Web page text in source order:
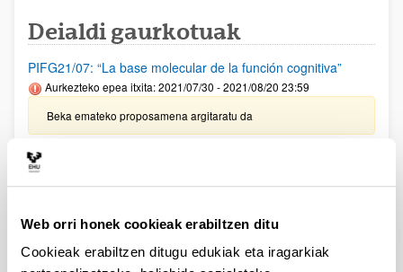
Web orri honek cookieak erabiltzen ditu
Cookieak erabiltzen ditugu edukiak eta iragarkiak
Deialdi gaurkotuak
PIFG21/07: “La base molecular de la función cognitiva”
Aurkezteko epea itxita: 2021/07/30 - 2021/08/20 23:59
Beka emateko proposamena argitaratu da
PIFG21/04: “Desarrollo de materiales poliméricos con
memoria de forma”
Beka emateko proposamena argitaratu da
PIFG21/05: “Desarrollo de biomateriales dinámicos.”